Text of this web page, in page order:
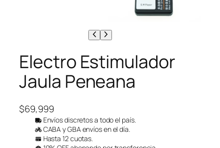
Electro Estimulador
Jaula Peneana
$69,999
Envíos discretos a todo el país.
CABA y GBA envíos en el día.
Hasta 12 cuotas.